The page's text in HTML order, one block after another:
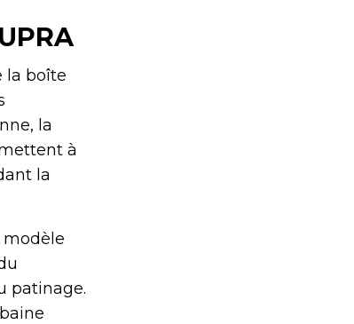
la boîte
la
à
la
modèle
patinage.